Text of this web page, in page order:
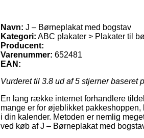
Navn: J – Børneplakat med bogstav
Kategori: ABC plakater > Plakater til
Producent:
Varenummer: 652481
EAN:
Vurderet til 3.8 ud af 5 stjerner baseret
En lang række internet forhandlere
mange er for øjeblikket
i din kalender. Metoden er nemlig
ved køb af J – Børneplakat med